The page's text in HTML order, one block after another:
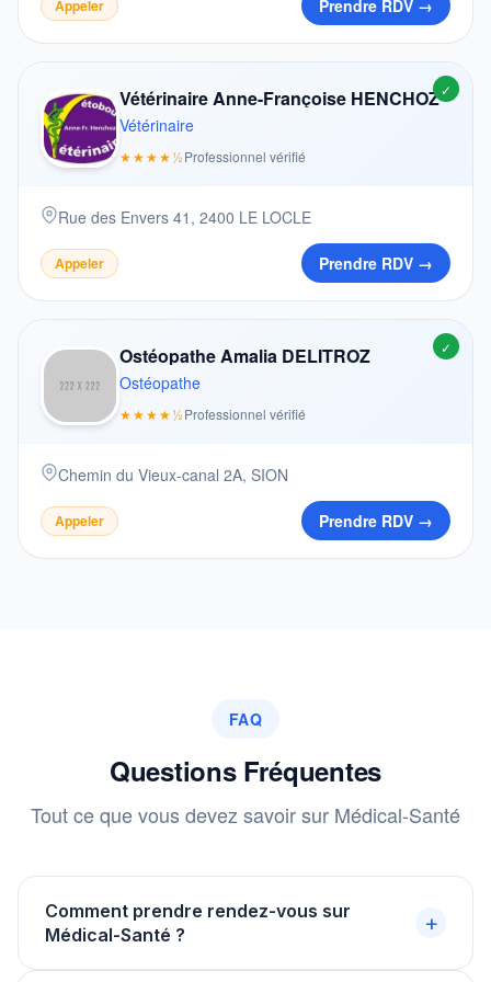
Appeler Prendre RDV →
✓
Vétérinaire Anne-Françoise HENCHOZ
Vétérinaire
★★★★½Professionnel vérifié
Rue des Envers 41, 2400 LE LOCLE
Appeler Prendre RDV →
✓
Ostéopathe Amalia DELITROZ
Ostéopathe
★★★★½Professionnel vérifié
Chemin du Vieux-canal 2A, SION
Appeler Prendre RDV →
FAQ
Questions Fréquentes
Tout ce que vous devez savoir sur Médical-Santé
Comment prendre rendez-vous sur
Médical-Santé ?
+